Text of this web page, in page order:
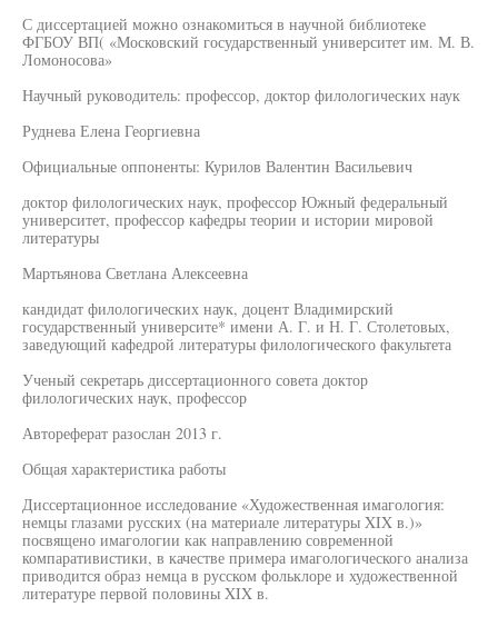
С диссертацией можно ознакомиться в научной библиотеке
ФГБОУ ВП( «Московский государственный университет им. М. В.
Ломоносова»
Научный руководитель: профессор, доктор филологических наук
Руднева Елена Георгиевна
Официальные оппоненты: Курилов Валентин Васильевич
доктор филологических наук, профессор Южный федеральный
университет, профессор кафедры теории и истории мировой
литературы
Мартьянова Светлана Алексеевна
кандидат филологических наук, доцент Владимирский
государственный университе* имени А. Г. и Н. Г. Столетовых,
заведующий кафедрой литературы филологического факультета
Ученый секретарь диссертационного совета доктор
филологических наук, профессор
Автореферат разослан 2013 г.
Общая характеристика работы
Диссертационное исследование «Художественная имагология:
немцы глазами русских (на материале литературы XIX в.)»
посвящено имагологии как направлению современной
компаративистики, в качестве примера имагологического анализа
приводится образ немца в русском фольклоре и художественной
литературе первой половины XIX в.